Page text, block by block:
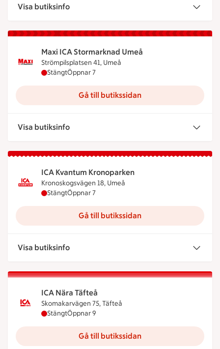
Visa butiksinfo
Maxi ICA Stormarknad Umeå
Strömpilsplatsen 41, Umeå
Maxi ICA Stormarknad Umeå har stängt, öppnar
StängtÖppnar 7
Gå till butikssidan
Visa butiksinfo
ICA Kvantum Kronoparken
Kronoskogsvägen 18, Umeå
ICA Kvantum Kronoparken har stängt, öppnar
StängtÖppnar 7
Gå till butikssidan
Visa butiksinfo
ICA Nära Täfteå
Skomakarvägen 75, Täfteå
ICA Nära Täfteå har stängt, öppnar klockan 9
StängtÖppnar 9
Gå till butikssidan